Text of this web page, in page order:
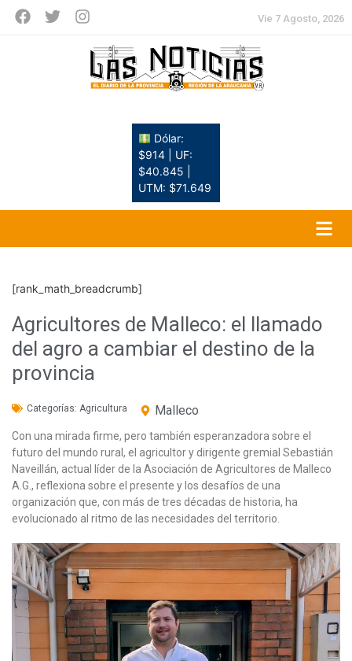
Vie 7 Agosto, 2026
Dólar:
$914 | UF:
$40.845 |
UTM: $71.649
[rank_math_breadcrumb]
Agricultores de Malleco: el llamado
del agro a cambiar el destino de la
provincia
Categorías: Agricultura Malleco
Con una mirada firme, pero también esperanzadora sobre el
futuro del mundo rural, el agricultor y dirigente gremial Sebastián
Naveillán, actual líder de la Asociación de Agricultores de Malleco
A.G., reflexiona sobre el presente y los desafíos de una
organización que, con más de tres décadas de historia, ha
evolucionado al ritmo de las necesidades del territorio.